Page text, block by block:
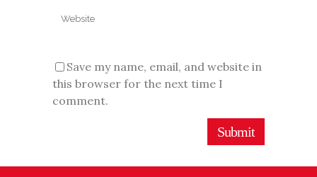
Save my name, email, and website in
this browser for the next time I
comment.